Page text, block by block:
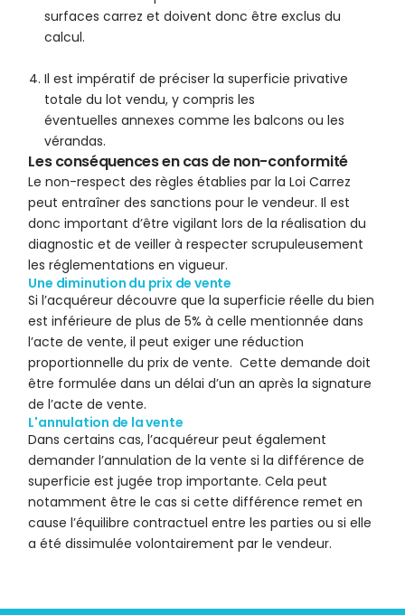
surfaces carrez et doivent donc être exclus du
calcul.
Il est impératif de préciser la superficie privative
totale du lot vendu, y compris les
éventuelles annexes comme les balcons ou les
vérandas.
Les conséquences en cas de non-conformité
Le non-respect des règles établies par la Loi Carrez
peut entraîner des sanctions pour le vendeur. Il est
donc important d’être vigilant lors de la réalisation du
diagnostic et de veiller à respecter scrupuleusement
les réglementations en vigueur.
Une diminution du prix de vente
Si l’acquéreur découvre que la superficie réelle du bien
est inférieure de plus de 5% à celle mentionnée dans
l’acte de vente, il peut exiger une réduction
proportionnelle du prix de vente. Cette demande doit
être formulée dans un délai d’un an après la signature
de l’acte de vente.
L'annulation de la vente
Dans certains cas, l’acquéreur peut également
demander l’annulation de la vente si la différence de
superficie est jugée trop importante. Cela peut
notamment être le cas si cette différence remet en
cause l’équilibre contractuel entre les parties ou si elle
a été dissimulée volontairement par le vendeur.